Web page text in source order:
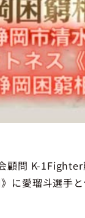
顧問 K-
に愛瑠斗選手